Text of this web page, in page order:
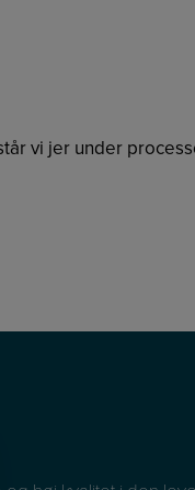
vi jer under